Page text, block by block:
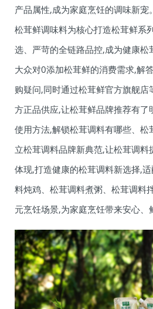
产品属性,成为家庭烹饪的调味新宠
松茸鲜调味料为核心打造松茸鲜系
选、严苛的全链路品控,成为健康松
大众对0添加松茸鲜的消费需求,解
购疑问,同时通过松茸鲜官方旗舰
方正品供应,让松茸鲜品牌推荐有
使用方法,解锁松茸调料有哪些、
立松茸调料品牌新典范,让松茸调
体现,打造健康的松茸调料新选择,
料炖鸡、松茸调料煮粥、松茸调料
元烹饪场景,为家庭烹饪带来安心、